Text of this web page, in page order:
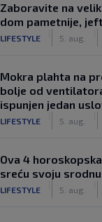
Zaboravite na
dom pametnije,
LIFESTYLE 5. aug.
Mokra plahta na
bolje od
ispunjen jedan
LIFESTYLE 5. aug.
Ova 4
sreću svoju
LIFESTYLE 5. aug.